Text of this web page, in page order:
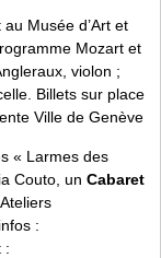
Musée d’Art et
Mozart et
violon ;
Billets sur place
Ville de Genève
« Larmes des
Couto, un Cabaret
:
: